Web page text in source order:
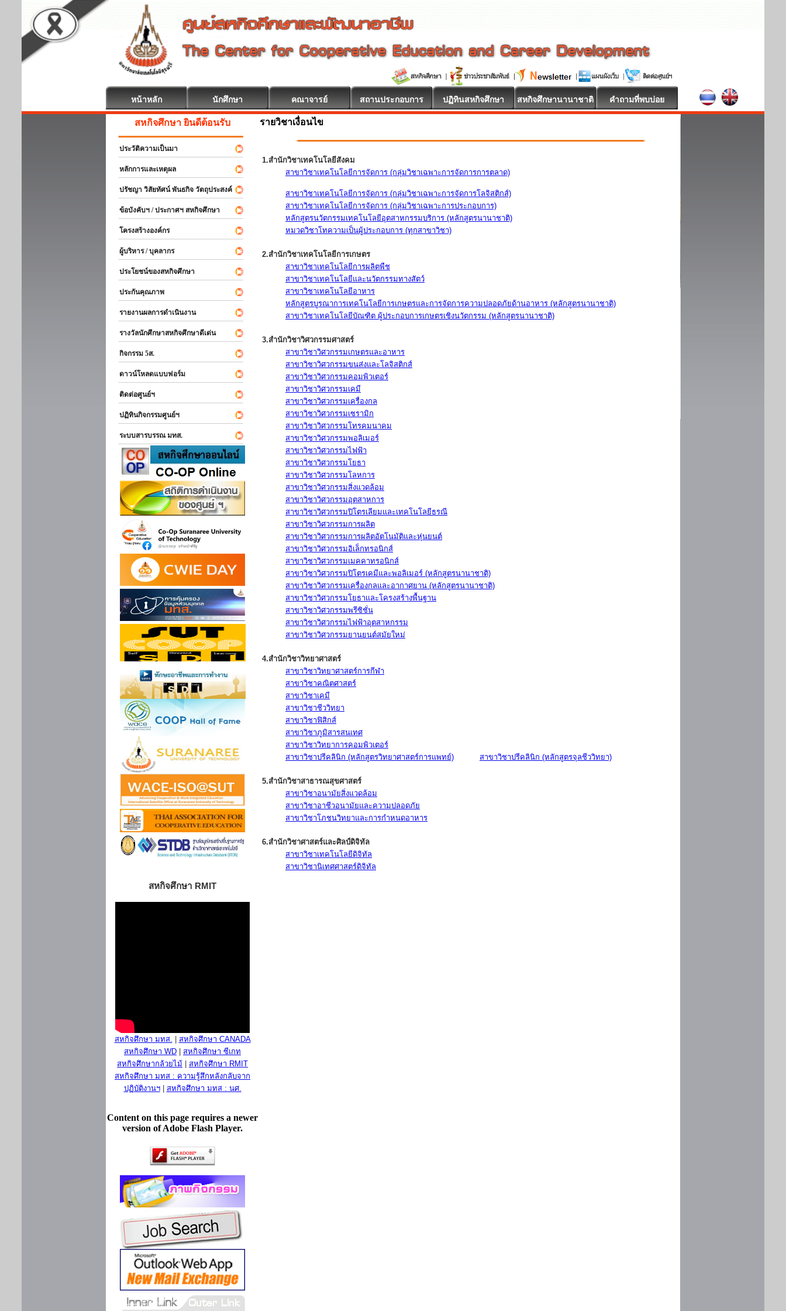
หน้าหลัก นักศึกษา คณาจารย์ สถานประกอบการ ปฏิทินสหกิจศึกษา สหกิจศึกษานานาชาติ คำถามที่พบบ่อย
สหกิจศึกษา ยินดีต้อนรับ
ประวัติความเป็นมา
หลักการและเหตุผล
ปรัชญา วิสัยทัศน์ พันธกิจ วัตถุประสงค์
ข้อบังคับฯ / ประกาศฯ สหกิจศึกษา
โครงสร้างองค์กร
ผู้บริหาร / บุคลากร
ประโยชน์ของสหกิจศึกษา
ประกันคุณภาพ
รายงานผลการดำเนินงาน
รางวัลนักศึกษาสหกิจศึกษาดีเด่น
กิจกรรม 5ส.
ดาวน์โหลดแบบฟอร์ม
ติดต่อศูนย์ฯ
ปฏิทินกิจกรรมศูนย์ฯ
ระบบสารบรรณ มทส.
สหกิจศึกษา RMIT
สหกิจศึกษา มทส.
สหกิจศึกษา CANADA
สหกิจศึกษา WD
สหกิจศึกษา ซีเกท
สหกิจศึกษากล้วยไม้
สหกิจศึกษา RMIT
สหกิจศึกษา มทส : ความรู้สึกหลังกลับจาก
ปฏิบัติงานฯ| สหกิจศึกษา มทส : นศ.
Content on this page requires a newer
version of Adobe Flash Player.
รายวิชาเงื่อนไข
1.สำนักวิชาเทคโนโลยีสังคม
สาขาวิชาเทคโนโลยีการจัดการ (กลุ่มวิชาเฉพาะการจัดการการตลาด)
สาขาวิชาเทคโนโลยีการจัดการ (กลุ่มวิชาเฉพาะการจัดการโลจิสติกส์)
สาขาวิชาเทคโนโลยีการจัดการ (กลุ่มวิชาเฉพาะการประกอบการ)
หลักสูตรนวัตกรรมเทคโนโลยีอุตสาหกรรมบริการ (หลักสูตรนานาชาติ)
หมวดวิชาโทความเป็นผู้ประกอบการ (ทุกสาขาวิชา)
2.สำนักวิชาเทคโนโลยีการเกษตร
สาขาวิชาเทคโนโลยีการผลิตพืช
สาขาวิชาเทคโนโลยีและนวัตกรรมทางสัตว์
สาขาวิชาเทคโนโลยีอาหาร
หลักสูตรบูรณาการเทคโนโลยีการเกษตรและการจัดการความปลอดภัยด้านอาหาร (หลักสูตรนานาชาติ)
สาขาวิชาเทคโนโลยีบัณฑิต ผู้ประกอบการเกษตรเชิงนวัตกรรม (หลักสูตรนานาชาติ)
3.สำนักวิชาวิศวกรรมศาสตร์
สาขาวิชาวิศวกรรมเกษตรและอาหาร
สาขาวิชาวิศวกรรมขนส่งและโลจิสติกส์
สาขาวิชาวิศวกรรมคอมพิวเตอร์
สาขาวิชาวิศวกรรมเคมี
สาขาวิชาวิศวกรรมเครื่องกล
สาขาวิชาวิศวกรรมเซรามิก
สาขาวิชาวิศวกรรมโทรคมนาคม
สาขาวิชาวิศวกรรมพอลิเมอร์
สาขาวิชาวิศวกรรมไฟฟ้า
สาขาวิชาวิศวกรรมโยธา
สาขาวิชาวิศวกรรมโลหการ
สาขาวิชาวิศวกรรมสิ่งแวดล้อม
สาขาวิชาวิศวกรรมอุตสาหการ
สาขาวิชาวิศวกรรมปิโตรเลียมและเทคโนโลยีธรณี
สาขาวิชาวิศวกรรมการผลิต
สาขาวิชาวิศวกรรมการผลิตอัตโนมัติและหุ่นยนต์
สาขาวิชาวิศวกรรมอิเล็กทรอนิกส์
สาขาวิชาวิศวกรรมเมคคาทรอนิกส์
สาขาวิชาวิศวกรรมปิโตรเคมีและพอลิเมอร์ (หลักสูตรนานาชาติ)
สาขาวิชาวิศวกรรมเครื่องกลและอากาศยาน (หลักสูตรนานาชาติ)
สาขาวิชาวิศวกรรมโยธาและโครงสร้างพื้นฐาน
สาขาวิชาวิศวกรรมพรีซิชั่น
สาขาวิชาวิศวกรรมไฟฟ้าอุตสาหกรรม
สาขาวิชาวิศวกรรมยานยนต์สมัยใหม่
4.สำนักวิชาวิทยาศาสตร์
สาขาวิชาวิทยาศาสตร์การกีฬา
สาขาวิชาคณิตศาสตร์
สาขาวิชาเคมี
สาขาวิชาชีววิทยา
สาขาวิชาฟิสิกส์
สาขาวิชาภูมิสารสนเทศ
สาขาวิชาวิทยาการคอมพิวเตอร์
สาขาวิชาปรีคลินิก (หลักสูตรวิทยาศาสตร์การแพทย์)
สาขาวิชาปรีคลินิก (หลักสูตรจุลชีววิทยา)
5.สำนักวิชาสาธารณสุขศาสตร์
สาขาวิชาอนามัยสิ่งแวดล้อม
สาขาวิชาอาชีวอนามัยและความปลอดภัย
สาขาวิชาโภชนวิทยาและการกำหนดอาหาร
6.สำนักวิชาศาสตร์และศิลป์ดิจิทัล
สาขาวิชาเทคโนโลยีดิจิทัล
สาขาวิชานิเทศศาสตร์ดิจิทัล